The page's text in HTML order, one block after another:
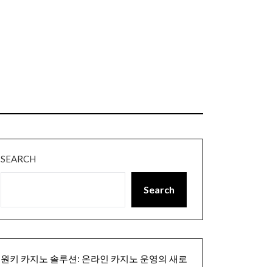
SEARCH
Search
원키 카지노 솔루션: 온라인 카지노 운영의 새로